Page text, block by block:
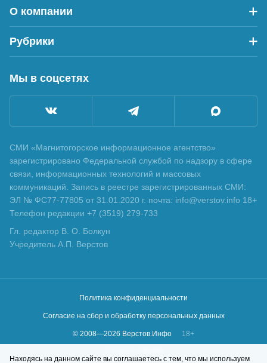
О компании
Рубрики
Мы в соцсетях
СМИ «Магнитогорское информационное агентство»
зарегистрировано Федеральной службой по надзору в сфере
связи, информационных технологий и массовых
коммуникаций. Запись в реестре зарегистрированных СМИ:
ЭЛ № ФС77-77805 от 31.01.2020 г. почта: info@verstov.info 18+
Телефон редакции +7 (3519) 279-733
Гл. редактор В. О. Болкун
Учредитель А.П. Верстов
Политика конфиденциальности
Согласие на сбор и обработку персональных данных
© 2008—2026 Верстов.Инфо
18+
Находясь на данном сайте вы соглашаетесь с тем, что мы используем